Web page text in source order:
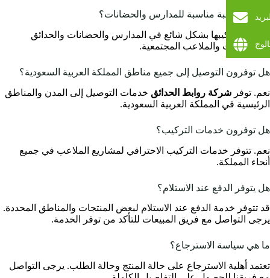
هل هذه اللعبة مناسبة للمدارس والحضانات؟
نعم. يتم تركيبها بشكل شائع في المدارس والحضانات والحدائق
والكمبوندات والملاعب المجتمعية.
هل توفرون التوصيل إلى جميع مناطق المملكة العربية السعودية؟
نعم. توفر شركة روابط الحدائق خدمات التوصيل إلى المدن والمناطق
الرئيسية في المملكة العربية السعودية.
هل توفرون خدمات التركيب؟
نعم. تتوفر خدمات التركيب الاحترافي لمشاريع الملاعب في جميع
أنحاء المملكة.
هل يتوفر الدفع عند الاستلام؟
قد تتوفر خدمة الدفع عند الاستلام لبعض المنتجات والمناطق المحددة.
يرجى التواصل مع فريق المبيعات للتأكد من توفر الخدمة.
ما هي سياسة الاسترجاع؟
تعتمد أهلية الاسترجاع على حالة المنتج وحالة الطلب. يرجى التواصل